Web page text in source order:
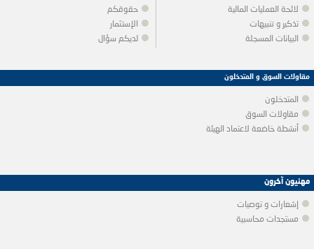
حقوقكم
الإستثمار
لديكم سؤال
لائحة العمليات المالية
تذكير و تنبيهات
البيانات المسجلة
مقاولات السوق و المتدخلون
المتدخلون
مقاولات السوق
أنشطة خاضعة لاعتماد الهيئة
مهنيون آخرون
إشعارات و توصيات
مستجدات محاسبية